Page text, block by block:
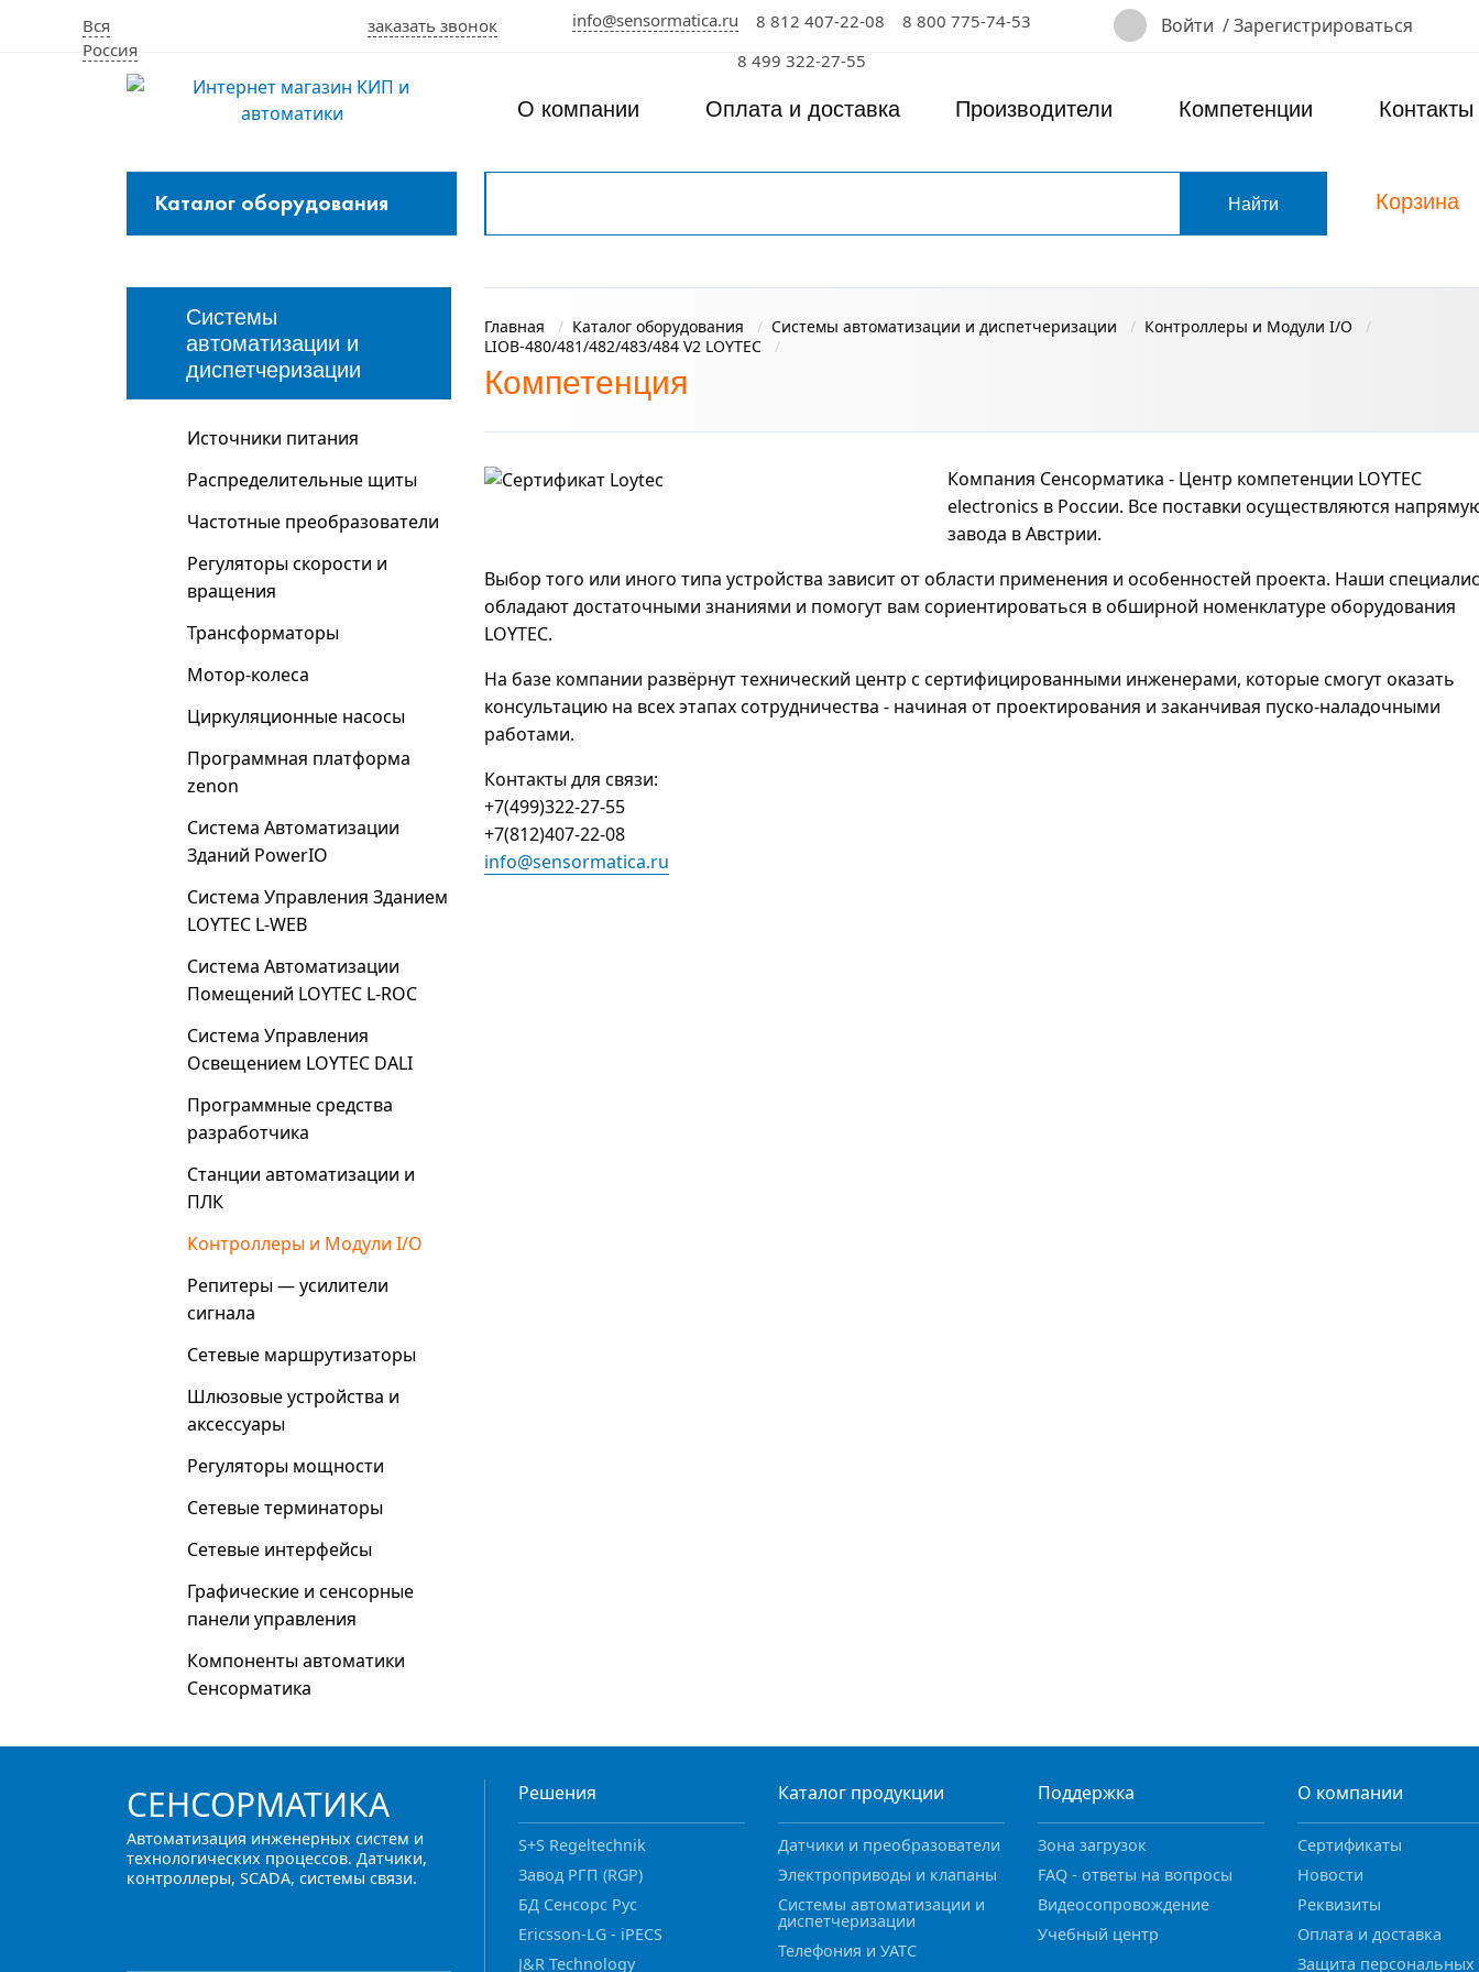
Вся
Россия
заказать звонок info@sensormatica.ru 8 812 407-22-08
8 800 775-74-53
8 499 322-27-55
Войти /Зарегистрироваться
О компании Оплата и доставка Производители Компетенции Контакты
Каталог оборудования Корзина
Системы
автоматизации и
диспетчеризации
Источники питания
Распределительные щиты
Частотные преобразователи
Регуляторы скорости и
вращения
Трансформаторы
Мотор-колеса
Циркуляционные насосы
Программная платформа
zenon
Система Автоматизации
Зданий PowerIO
Система Управления Зданием
LOYTEC L-WEB
Система Автоматизации
Помещений LOYTEC L-ROC
Система Управления
Освещением LOYTEC DALI
Программные средства
разработчика
Станции автоматизации и
ПЛК
Контроллеры и Модули I/O
Репитеры — усилители
сигнала
Сетевые маршрутизаторы
Шлюзовые устройства и
аксессуары
Регуляторы мощности
Сетевые терминаторы
Сетевые интерфейсы
Графические и сенсорные
панели управления
Компоненты автоматики
Сенсорматика
Главная Каталог оборудования Системы автоматизации и диспетчеризации
Контроллеры и Модули I/O
LIOB‑480/481/482/483/484 V2 LOYTEC
Компетенция
Компания Сенсорматика - Центр компетенции LOYTEC
electronics в России. Все поставки осуществляются
завода в Австрии.
Выбор того или иного типа устройства зависит от области применения и особенностей проекта. Наши
обладают достаточными знаниями и помогут вам сориентироваться в обширной номенклатуре оборудования
LOYTEC.
На базе компании развёрнут технический центр с сертифицированными инженерами, которые смогут оказать
консультацию на всех этапах сотрудничества - начиная от проектирования и заканчивая пуско-наладочными
работами.
Контакты для связи:
+7(499)322-27-55
+7(812)407-22-08
info@sensormatica.ru
СЕНСОРМАТИКА
Автоматизация инженерных систем и
технологических процессов. Датчики,
контроллеры, SCADA, системы связи.
Решения
S+S Regeltechnik
Завод РГП (RGP)
БД Сенсорс Рус
Ericsson-LG - iPECS
J&R Technology
Каталог продукции
Датчики и преобразователи
Электроприводы и клапаны
Системы автоматизации и
диспетчеризации
Телефония и УАТС
Поддержка
Зона загрузок
FAQ - ответы на вопросы
Видеосопровождение
Учебный центр
О компании
Сертификаты
Новости
Реквизиты
Оплата и доставка
Защита персональных